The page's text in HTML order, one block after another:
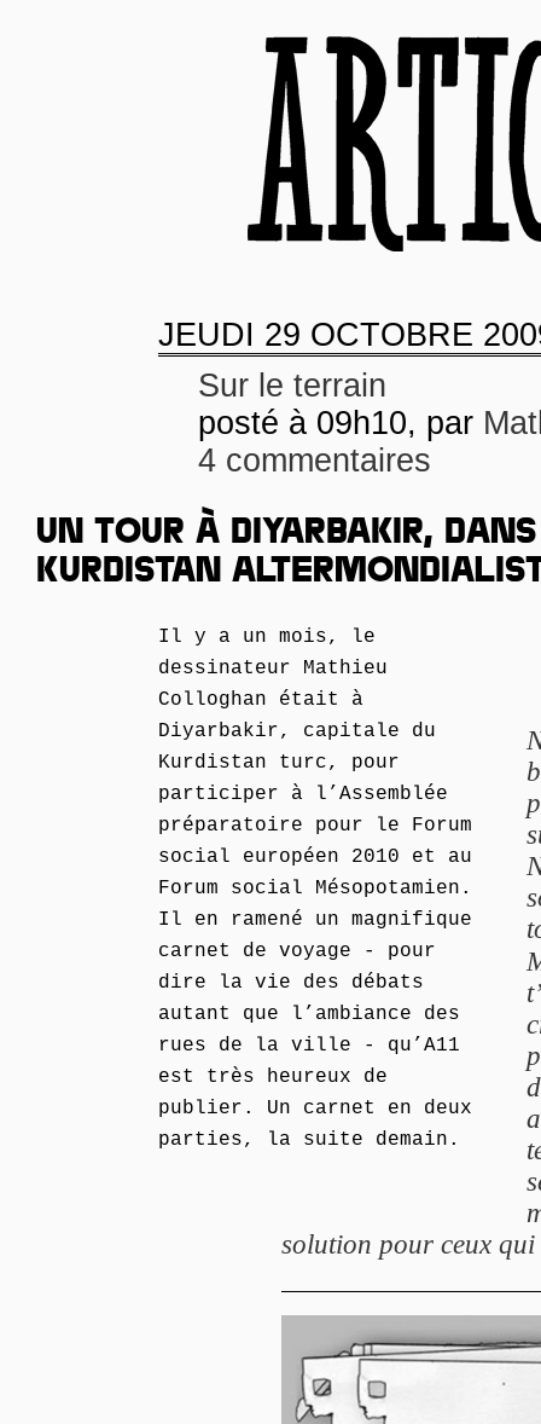
JEUDI 29 OCTOBRE
Sur le terrain
posté à 09h10, par
4 commentaires
UN TOUR À DIYARBAKIR,
KURDISTAN
Il y a un mois, le
dessinateur Mathieu
Colloghan était à
Diyarbakir, capitale du
Kurdistan turc, pour
participer à l’Assemblée
préparatoire pour le Forum
social européen 2010 et au
Forum social Mésopotamien.
Il en ramené un magnifique
carnet de voyage - pour
dire la vie des débats
autant que l’ambiance des
rues de la ville - qu’A11
est très heureux de
publier. Un carnet en deux
parties, la suite demain.
solution pour ceux